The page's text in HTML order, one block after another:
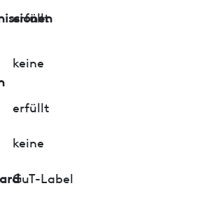
erfüllt
keine
erfüllt
keine
GuT-Label